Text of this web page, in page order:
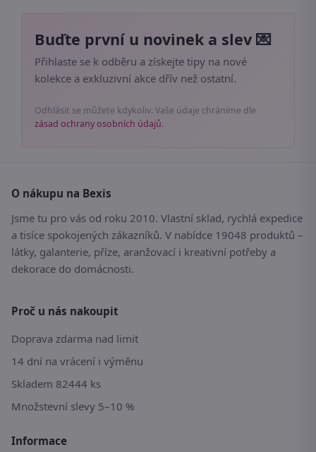
Buďte první u novinek a slev 💌
Přihlaste se k odběru a získejte tipy na nové
kolekce a exkluzivní akce dřív než ostatní.
Odhlásit se můžete kdykoliv. Vaše údaje chráníme dle
zásad ochrany osobních údajů.
O nákupu na Bexis
Jsme tu pro vás od roku 2010. Vlastní sklad, rychlá expedice
a tisíce spokojených zákazníků. V nabídce 19048 produktů –
látky, galanterie, příze, aranžovací i kreativní potřeby a
dekorace do domácnosti.
Proč u nás nakoupit
Doprava zdarma nad limit
14 dní na vrácení i výměnu
Skladem 82444 ks
Množstevní slevy 5–10 %
Informace